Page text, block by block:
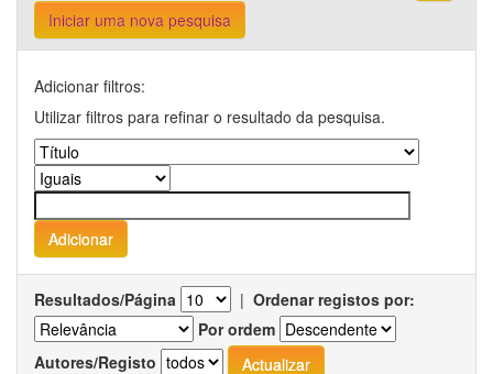
Iniciar uma nova pesquisa
Adicionar filtros:
Utilizar filtros para refinar o resultado da pesquisa.
Resultados/Página | Ordenar registos por:
Por ordem
Autores/Registo